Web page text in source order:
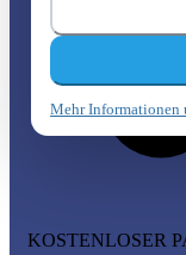
Mehr Informationen
KOSTENLOSER